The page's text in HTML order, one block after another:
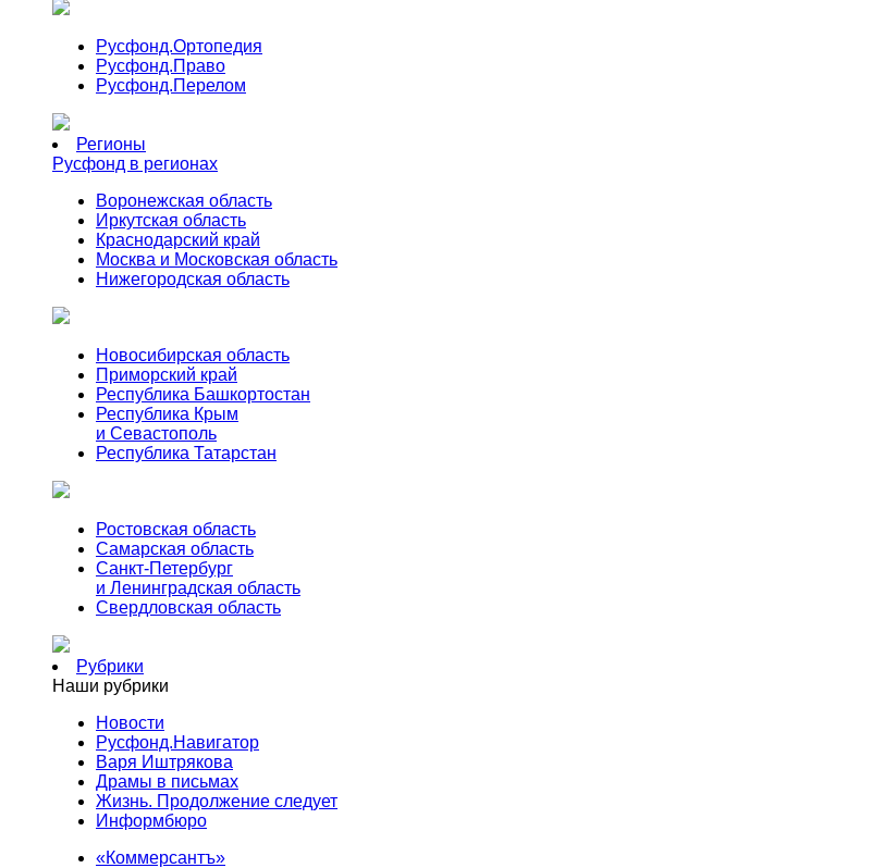
Русфонд.Ортопедия
Русфонд.Право
Русфонд.Перелом
Регионы
Русфонд в регионах
Воронежская область
Иркутская область
Краснодарский край
Москва и Московская область
Нижегородская область
Новосибирская область
Приморский край
Республика Башкортостан
Республика Крым
и Севастополь
Республика Татарстан
Ростовская область
Самарская область
Санкт-Петербург
и Ленинградская область
Свердловская область
Рубрики
Наши рубрики
Новости
Русфонд.Навигатор
Варя Иштрякова
Драмы в письмах
Жизнь. Продолжение следует
Информбюро
«Коммерсантъ»